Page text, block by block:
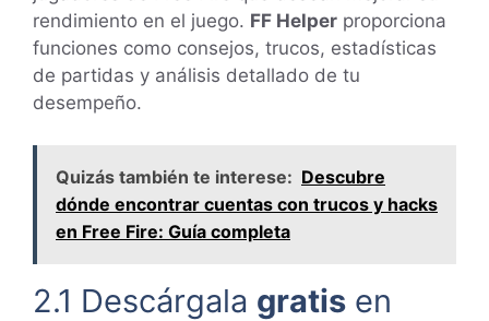
rendimiento en el juego. FF Helper proporciona
funciones como consejos, trucos, estadísticas
de partidas y análisis detallado de tu
desempeño.
Quizás también te interese: Descubre
dónde encontrar cuentas con trucos y hacks
en Free Fire: Guía completa
2.1 Descárgala gratis en